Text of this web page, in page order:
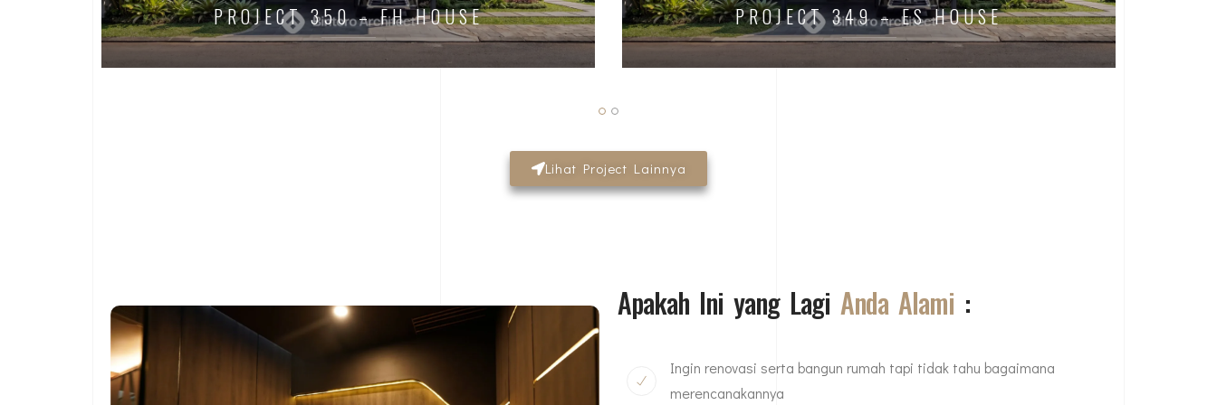
PROJECT 350 – FH HOUSE PROJECT 349 – ES HOUSE
Lihat Project Lainnya
Apakah Ini yang Lagi Anda Alami :
Ingin renovasi serta bangun rumah tapi tidak tahu bagaimana
merencanakannya